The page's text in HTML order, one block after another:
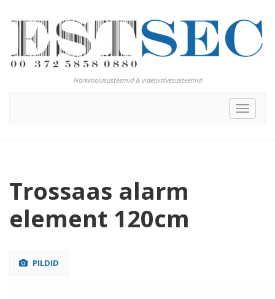
Nõrkvoolusüsteemid & videovalvesüsteemid
Toggle
Trossaas alarm
element 120cm
PILDID